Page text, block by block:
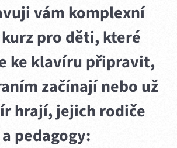
vám komplexní
pro děti, které
ke klavíru připravit,
začínají nebo už
hrají, jejich rodiče
a pedagogy: